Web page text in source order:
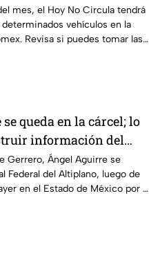
mes, el Hoy No Circula tendrá
vehículos en la
Revisa si puedes tomar las
queda en la cárcel; lo
información del
Gerrero, Ángel Aguirre se
Federal del Altiplano, luego de
en el Estado de México por el